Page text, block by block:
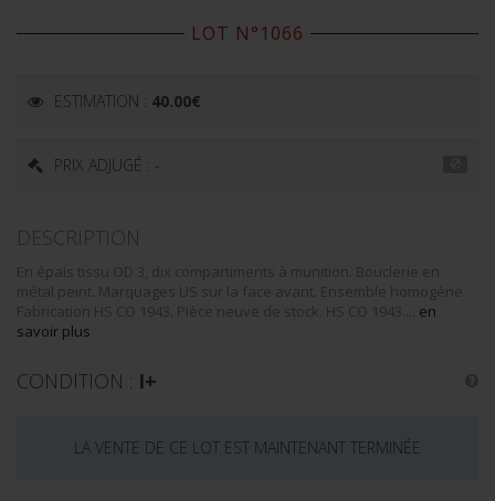
LOT N°1066
ESTIMATION : 40.00€
PRIX ADJUGÉ : -
DESCRIPTION
En épais tissu OD 3, dix compartiments à munition. Bouclerie en
métal peint. Marquages US sur la face avant. Ensemble homogène.
Fabrication HS CO 1943. Pièce neuve de stock. HS CO 1943.... en
savoir plus
CONDITION : I+
LA VENTE DE CE LOT EST MAINTENANT TERMINÉE